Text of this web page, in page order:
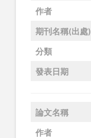
作者
期刊名稱(出處)
分類
發表日期
論文名稱
作者